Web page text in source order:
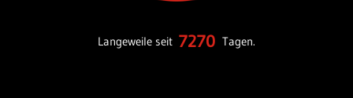
Langeweile seit 7270 Tagen.